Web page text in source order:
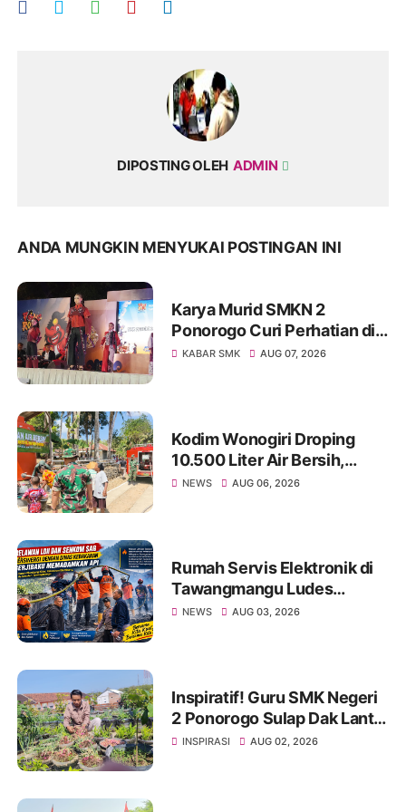
DIPOSTING OLEH ADMIN
ANDA MUNGKIN MENYUKAI POSTINGAN INI
Karya Murid SMKN 2
Ponorogo Curi Perhatian di
Street Fashion Carnival,
KABAR SMK AUG 07, 2026
Kodim Wonogiri Droping
10.500 Liter Air Bersih,
Ringankan Beban Warga
NEWS AUG 06, 2026
Rumah Servis Elektronik di
Tawangmangu Ludes
Terbakar, Kerugian Capai
NEWS AUG 03, 2026
Inspiratif! Guru SMK Negeri
2 Ponorogo Sulap Dak Lantai
3 Jadi Kebun Ketahanan
INSPIRASI AUG 02, 2026